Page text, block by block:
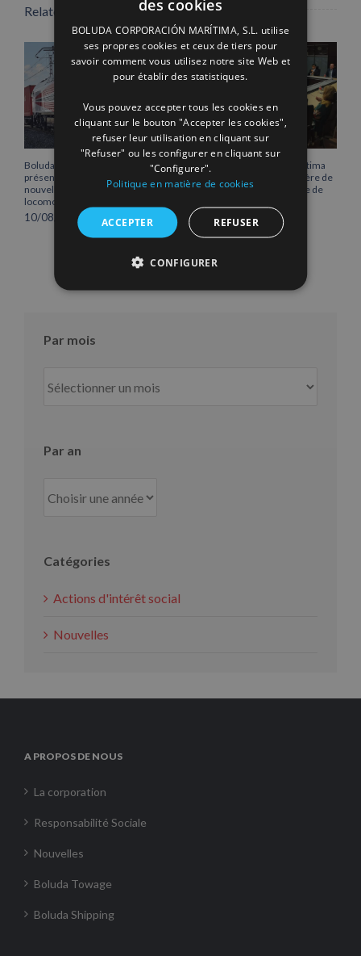
Related Posts
Boluda Shipping renforce sa
présence ferroviaire avec la
nouvelle identité visuelle de ses
locomotives
10/08/2026
Boluda Corporación Marítima
rejoint l’Assemblée plénière de
la Chambre de commerce de
16/07/2026
Par mois
mois
Par an
Catégories
Actions d'intérêt social
Nouvelles
A PROPOS DE NOUS
La corporation
Responsabilité Sociale
Nouvelles
Boluda Towage
Boluda Shipping
ENGLISH
FRENCH
des cookies
BOLUDA CORPORACIÓN MARÍTIMA, S.L. utilise
ses propres cookies et ceux de tiers pour
savoir comment vous utilisez notre site Web et
pour établir des statistiques.
Vous pouvez accepter tous les cookies en
cliquant sur le bouton "Accepter les cookies",
refuser leur utilisation en cliquant sur
"Refuser" ou les configurer en cliquant sur
"Configurer".
Politique en matière de cookies
ACCEPTER REFUSER
CONFIGURER